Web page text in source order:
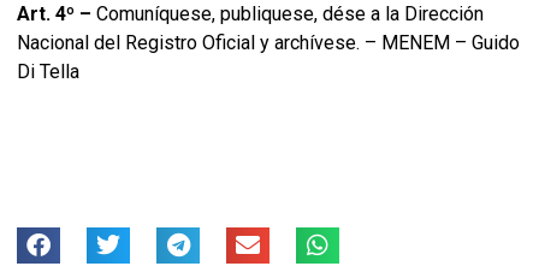
Art. 4º – Comuníquese, publiquese, dése a la Dirección
Nacional del Registro Oficial y archívese. – MENEM – Guido
Di Tella